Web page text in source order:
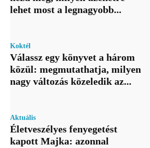
lehet most a legnagyobb...
Koktél
Válassz egy könyvet a három
közül: megmutathatja, milyen
nagy változás közeledik az...
Aktuális
Életveszélyes fenyegetést
kapott Majka: azonnal